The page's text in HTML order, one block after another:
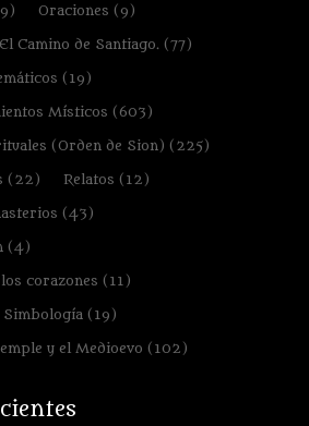
Oraciones (9)
Camino de Santiago. (77)
(19)
Místicos (603)
(Orden de Sion) (225)
(22) Relatos (12)
(43)
(4)
corazones (11)
Simbología (19)
y el Medioevo (102)